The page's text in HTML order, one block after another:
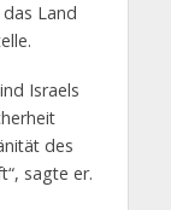
Land
Israels
des
sagte er.